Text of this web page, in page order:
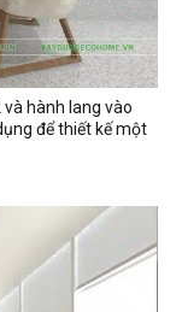
hành lang vào
để thiết kế một